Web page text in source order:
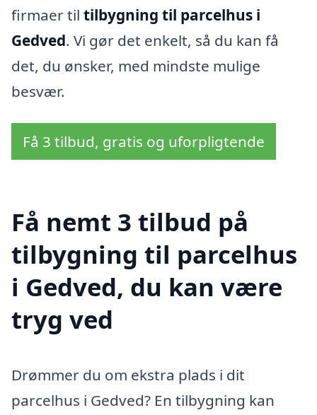
firmaer til tilbygning til parcelhus i
Gedved. Vi gør det enkelt, så du kan få
det, du ønsker, med mindste mulige
besvær.
Få 3 tilbud, gratis og uforpligtende
Få nemt 3 tilbud på
tilbygning til parcelhus
i Gedved, du kan være
tryg ved
Drømmer du om ekstra plads i dit
parcelhus i Gedved? En tilbygning kan